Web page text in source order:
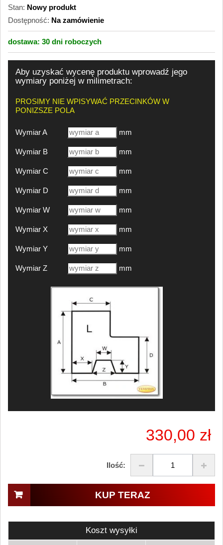
Stan: Nowy produkt
Dostępność: Na zamówienie
dostawa: 30 dni roboczych
Aby uzyskać wycenę produktu wprowadź jego
wymiary poniżej w milimetrach:
PROSIMY NIE WPISYWAĆ PRZECINKÓW W
PONIZSZE POLA
Wymiar A mm
Wymiar B mm
Wymiar C mm
Wymiar D mm
Wymiar W mm
Wymiar X mm
Wymiar Y mm
Wymiar Z mm
330,00 zł
Ilość:
KUP TERAZ
Koszt wysyłki